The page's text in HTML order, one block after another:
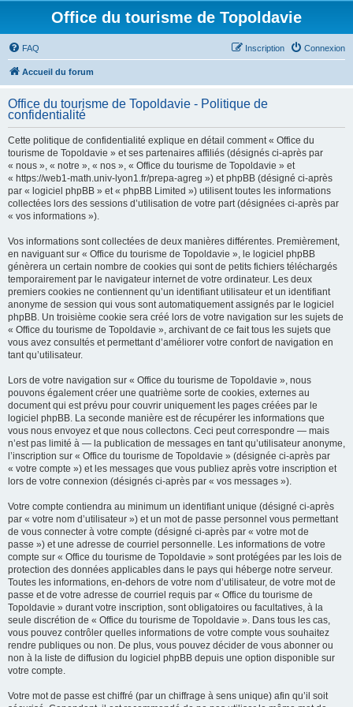
Office du tourisme de Topoldavie
FAQ Connexion
Inscription
Accueil du forum
Office du tourisme de Topoldavie - Politique de
confidentialité
Cette politique de confidentialité explique en détail comment « Office du
tourisme de Topoldavie » et ses partenaires affiliés (désignés ci-après par
« nous », « notre », « nos », « Office du tourisme de Topoldavie » et
« https://web1-math.univ-lyon1.fr/prepa-agreg ») et phpBB (désigné ci-après
par « logiciel phpBB » et « phpBB Limited ») utilisent toutes les informations
collectées lors des sessions d’utilisation de votre part (désignées ci-après par
« vos informations »).
Vos informations sont collectées de deux manières différentes. Premièrement,
en naviguant sur « Office du tourisme de Topoldavie », le logiciel phpBB
génèrera un certain nombre de cookies qui sont de petits fichiers téléchargés
temporairement par le navigateur internet de votre ordinateur. Les deux
premiers cookies ne contiennent qu’un identifiant utilisateur et un identifiant
anonyme de session qui vous sont automatiquement assignés par le logiciel
phpBB. Un troisième cookie sera créé lors de votre navigation sur les sujets de
« Office du tourisme de Topoldavie », archivant de ce fait tous les sujets que
vous avez consultés et permettant d’améliorer votre confort de navigation en
tant qu’utilisateur.
Lors de votre navigation sur « Office du tourisme de Topoldavie », nous
pouvons également créer une quatrième sorte de cookies, externes au
document qui est prévu pour couvrir uniquement les pages créées par le
logiciel phpBB. La seconde manière est de récupérer les informations que
vous nous envoyez et que nous collectons. Ceci peut correspondre — mais
n’est pas limité à — la publication de messages en tant qu’utilisateur anonyme,
l’inscription sur « Office du tourisme de Topoldavie » (désignée ci-après par
« votre compte ») et les messages que vous publiez après votre inscription et
lors de votre connexion (désignés ci-après par « vos messages »).
Votre compte contiendra au minimum un identifiant unique (désigné ci-après
par « votre nom d’utilisateur ») et un mot de passe personnel vous permettant
de vous connecter à votre compte (désigné ci-après par « votre mot de
passe ») et une adresse de courriel personnelle. Les informations de votre
compte sur « Office du tourisme de Topoldavie » sont protégées par les lois de
protection des données applicables dans le pays qui héberge notre serveur.
Toutes les informations, en-dehors de votre nom d’utilisateur, de votre mot de
passe et de votre adresse de courriel requis par « Office du tourisme de
Topoldavie » durant votre inscription, sont obligatoires ou facultatives, à la
seule discrétion de « Office du tourisme de Topoldavie ». Dans tous les cas,
vous pouvez contrôler quelles informations de votre compte vous souhaitez
rendre publiques ou non. De plus, vous pouvez décider de vous abonner ou
non à la liste de diffusion du logiciel phpBB depuis une option disponible sur
votre compte.
Votre mot de passe est chiffré (par un chiffrage à sens unique) afin qu’il soit